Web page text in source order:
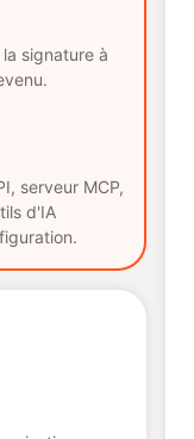
signature à
serveur MCP,
d'IA